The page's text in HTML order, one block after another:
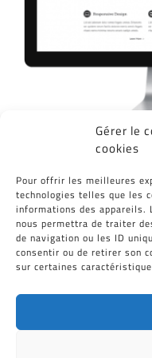
Gérer le
cookies
Pour offrir les meilleures
technologies telles que les
informations des appareils.
nous permettra de traiter
de navigation ou les ID
consentir ou de retirer son
sur certaines
Partagez cet
Facebook
Twitter